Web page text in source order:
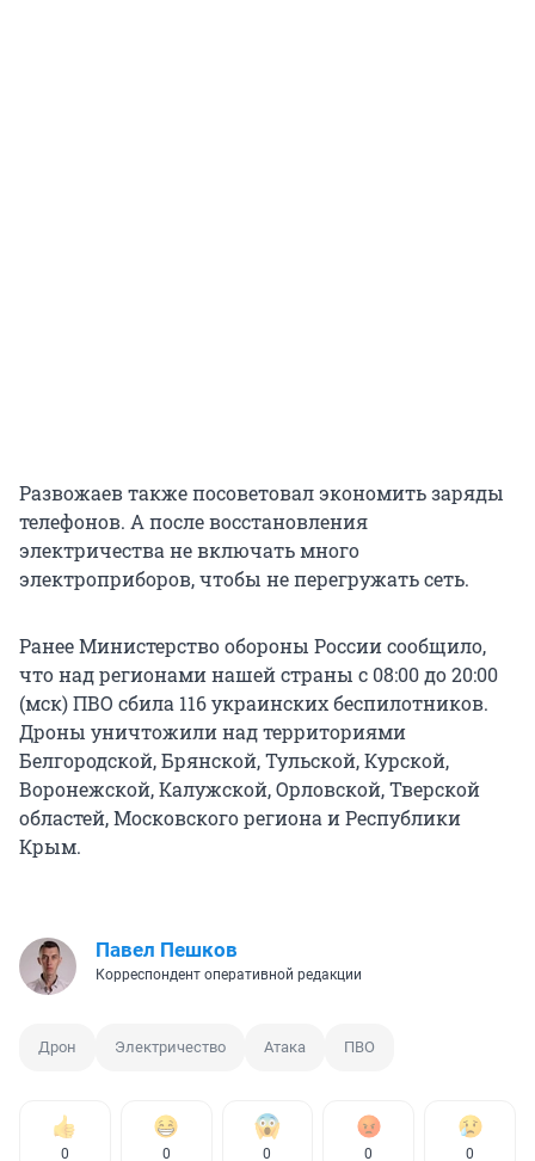
Развожаев также посоветовал экономить заряды
телефонов. А после восстановления
электричества не включать много
электроприборов, чтобы не перегружать сеть.
Ранее Министерство обороны России сообщило,
что над регионами нашей страны с 08:00 до 20:00
(мск) ПВО сбила 116 украинских беспилотников.
Дроны уничтожили над территориями
Белгородской, Брянской, Тульской, Курской,
Воронежской, Калужской, Орловской, Тверской
областей, Московского региона и Республики
Крым.
Павел Пешков
Корреспондент оперативной редакции
Дрон Электричество Атака ПВО
0 0 0 0 0